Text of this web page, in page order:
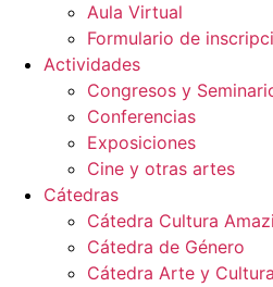
Aula Virtual
Formulario de
Actividades
Congresos y
Conferencias
Exposiciones
Cine y otras artes
Cátedras
Cátedra Cultura
Cátedra de Género
Cátedra Arte y Cultura